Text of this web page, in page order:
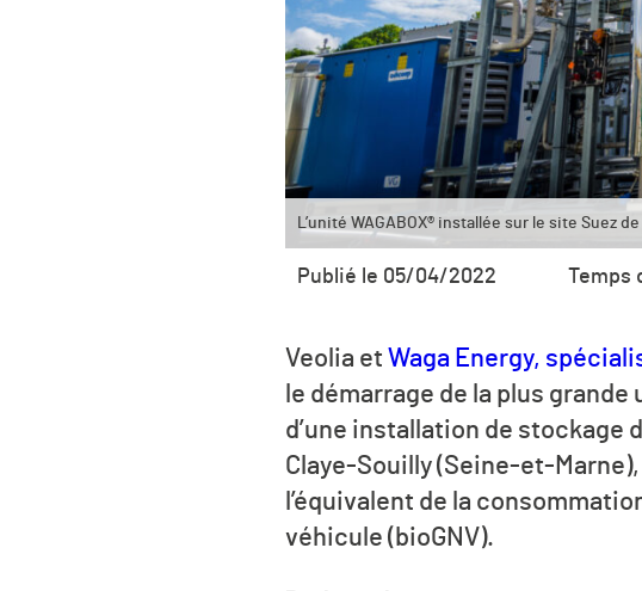
L’unité WAGABOX® installée sur le site Suez
Publié le 05/04/2022 Temps
Veolia et Waga Energy,
le démarrage de la plus
d’une installation de stockage
Claye-Souilly (Seine-et-
l’équivalent de la
véhicule (bioGNV).